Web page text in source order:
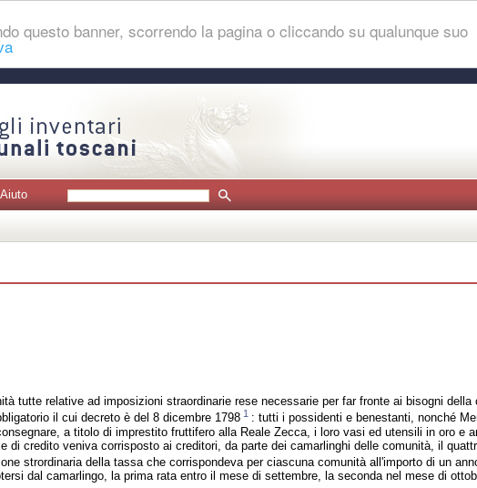
questo banner, scorrendo la pagina o cliccando su qualunque suo
Aiuto
tutte relative ad imposizioni straordinarie rese necessarie per far fronte ai bisogni
il cui decreto è del 8 dicembre 1798 1 : tutti i possidenti e benestanti, nonché
a titolo di imprestito fruttifero alla Reale Zecca, i loro vasi ed utensili in oro e
di credito veniva corrisposto ai creditori, da parte dei camarlinghi delle comunità, il
strordinaria della tassa che corrispondeva per ciascuna comunità all'importo di un
dal camarlingo, la prima rata entro il mese di settembre, la seconda nel mese di